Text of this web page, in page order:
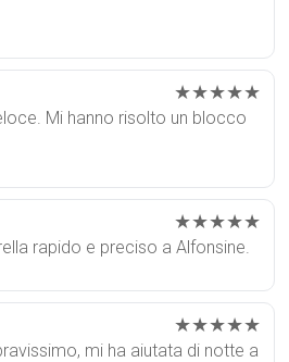
★★★★★
Mi hanno risolto un blocco
★★★★★
rapido e preciso a Alfonsine.
★★★★★
mi ha aiutata di notte a